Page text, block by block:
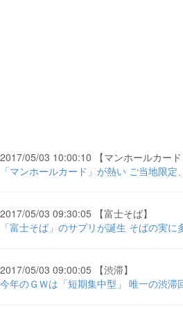
2017/05/03 10:00:10 【マンホールカード
「マンホールカード」が熱い ご当地限
2017/05/03 09:30:05 【富士そば】
「富士そば」のサプリが誕生 そばの実
2017/05/03 09:00:05 【渋滞】
今年のＧＷは「短期集中型」 唯一の渋